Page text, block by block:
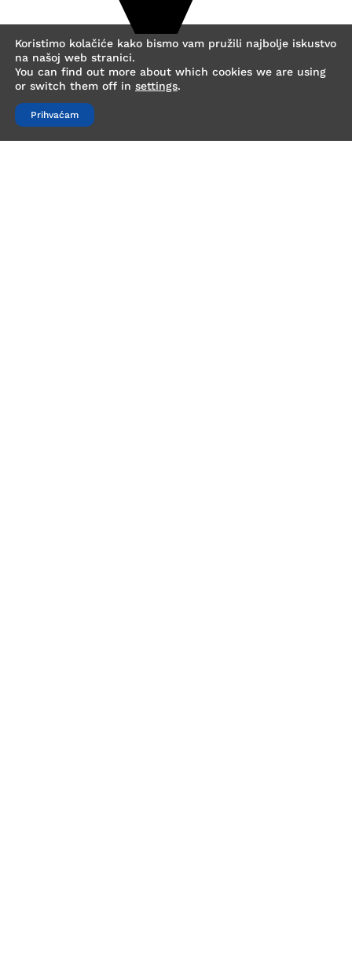
i
Koristimo kolačiće kako bismo vam pružili najbolje iskustvo
na našoj web stranici.
You can find out more about which cookies we are using
or switch them off in settings.
Prihvaćam